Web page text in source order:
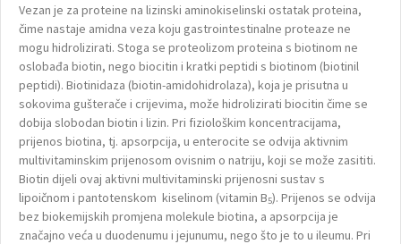
Vezan je za proteine na lizinski aminokiselinski ostatak proteina,
čime nastaje amidna veza koju gastrointestinalne proteaze ne
mogu hidrolizirati. Stoga se proteolizom proteina s biotinom ne
oslobađa biotin, nego biocitin i kratki peptidi s biotinom (biotinil
peptidi). Biotinidaza (biotin-amidohidrolaza), koja je prisutna u
sokovima gušterače i crijevima, može hidrolizirati biocitin čime se
dobija slobodan biotin i lizin. Pri fiziološkim koncentracijama,
prijenos biotina, tj. apsorpcija, u enterocite se odvija aktivnim
multivitaminskim prijenosom ovisnim o natriju, koji se može zasititi.
Biotin dijeli ovaj aktivni multivitaminski prijenosni sustav s
lipoičnom i pantotenskom kiselinom (vitamin B5). Prijenos se odvija
bez biokemijskih promjena molekule biotina, a apsorpcija je
značajno veća u duodenumu i jejunumu, nego što je to u ileumu. Pri